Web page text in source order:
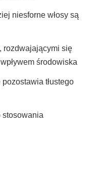
niesforne włosy są
rozdwajającymi się
środowiska
tłustego
stosowania